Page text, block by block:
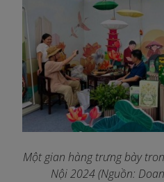
Một gian hàng trưng bày
Nội 2024 (Nguồn: